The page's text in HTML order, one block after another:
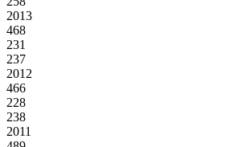
2013
468
231
237
2012
466
228
238
2011